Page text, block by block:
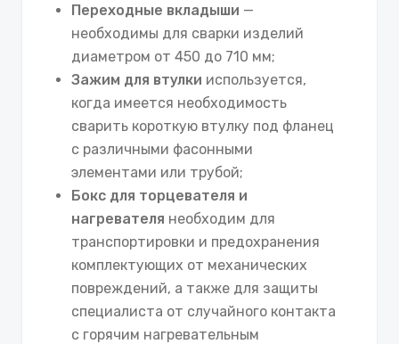
Переходные вкладыши —
необходимы для сварки изделий
диаметром от 450 до 710 мм;
Зажим для втулки используется,
когда имеется необходимость
сварить короткую втулку под фланец
с различными фасонными
элементами или трубой;
Бокс для торцевателя и
нагревателя необходим для
транспортировки и предохранения
комплектующих от механических
повреждений, а также для защиты
специалиста от случайного контакта
с горячим нагревательным